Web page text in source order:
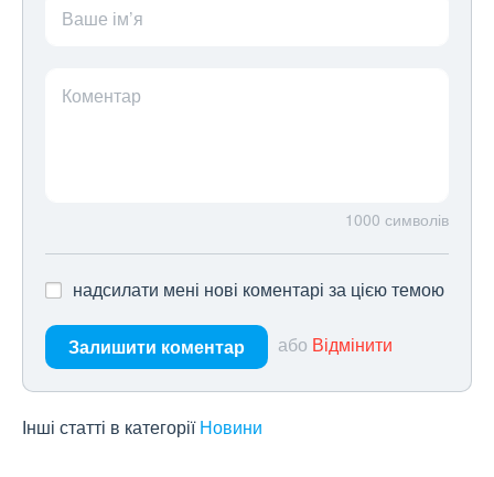
Ваше ім’я
Коментар
1000 символів
надсилати мені нові коментарі за цією темою
Залишити коментар або Відмінити
Інші статті в категорії Новини